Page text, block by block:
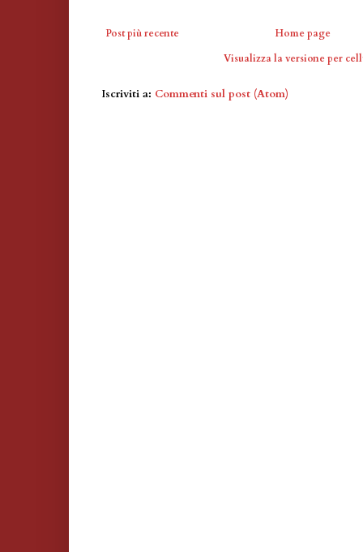
Post più recente
Home page
Visualizza la versione per
Iscriviti a: Commenti sul post (Atom)